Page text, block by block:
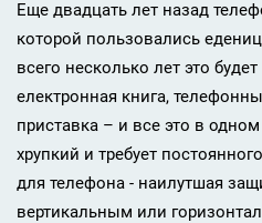
Еще двадцать лет назад
которой пользовались
всего несколько лет это
електронная книга,
приставка – и все это в
хрупкий и требует
для телефона - наилутшая
вертикальным или